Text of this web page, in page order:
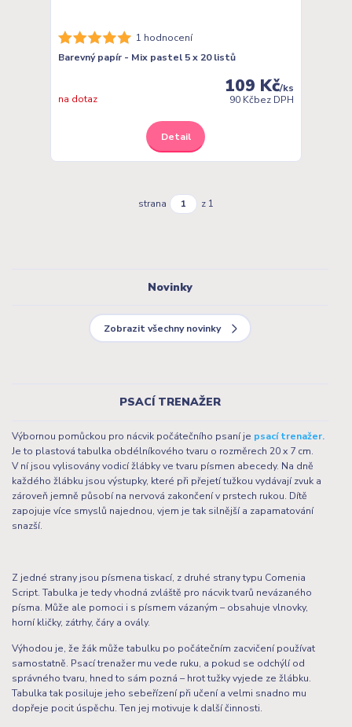
1 hodnocení
Barevný papír - Mix pastel 5 x 20 listů
109 Kč/ks
90 Kčbez DPH
na dotaz
Detail
strana z 1
Novinky
Zobrazit všechny novinky
PSACÍ TRENAŽER
Výbornou pomůckou pro nácvik počátečního psaní je psací trenažer.
Je to plastová tabulka obdélníkového tvaru o rozměrech 20 x 7 cm.
V ní jsou vylisovány vodicí žlábky ve tvaru písmen abecedy. Na dně
každého žlábku jsou výstupky, které při přejetí tužkou vydávají zvuk a
zároveň jemně působí na nervová zakončení v prstech rukou. Dítě
zapojuje více smyslů najednou, vjem je tak silnější a zapamatování
snazší.
Z jedné strany jsou písmena tiskací, z druhé strany typu Comenia
Script. Tabulka je tedy vhodná zvláště pro nácvik tvarů nevázaného
písma. Může ale pomoci i s písmem vázaným – obsahuje vlnovky,
horní kličky, zátrhy, čáry a ovály.
Výhodou je, že žák může tabulku po počátečním zacvičení používat
samostatně. Psací trenažer mu vede ruku, a pokud se odchýlí od
správného tvaru, hned to sám pozná – hrot tužky vyjede ze žlábku.
Tabulka tak posiluje jeho sebeřízení při učení a velmi snadno mu
dopřeje pocit úspěchu. Ten jej motivuje k další činnosti.